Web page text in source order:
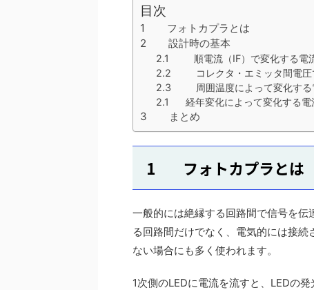
目次
1 フォトカプラとは
2 設計時の基本
2.1 順電流（IF）で変化する電
2.2 コレクタ・エミッタ間電圧
2.3 周囲温度によって変化する
2.1 経年変化によって変化する電
3 まとめ
1 フォトカプラとは
一般的には絶縁する回路間で信号を
る回路間だけでなく、電気的には接
ない場合にも多く使われます。
1次側のLEDに電流を流すと、LEDの